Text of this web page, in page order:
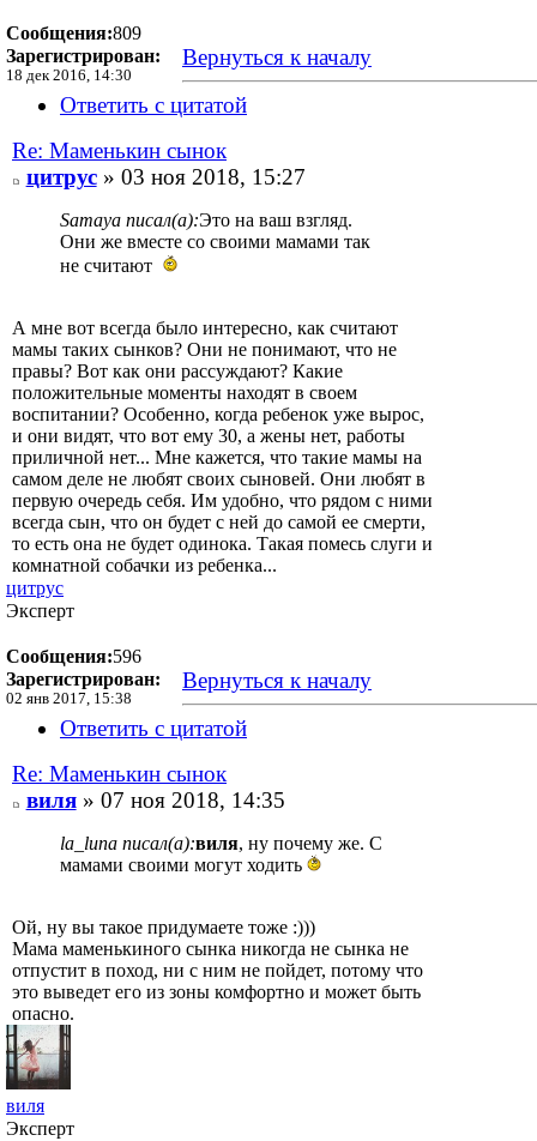
Сообщения:809
Зарегистрирован:
18 дек 2016, 14:30
Вернуться к началу
Ответить с цитатой
Re: Маменькин сынок
цитрус» 03 ноя 2018, 15:27
Samaya писал(а):Это на ваш взгляд.
Они же вместе со своими мамами так
не считают
А мне вот всегда было интересно, как считают
мамы таких сынков? Они не понимают, что не
правы? Вот как они рассуждают? Какие
положительные моменты находят в своем
воспитании? Особенно, когда ребенок уже вырос,
и они видят, что вот ему 30, а жены нет, работы
приличной нет... Мне кажется, что такие мамы на
самом деле не любят своих сыновей. Они любят в
первую очередь себя. Им удобно, что рядом с ними
всегда сын, что он будет с ней до самой ее смерти,
то есть она не будет одинока. Такая помесь слуги и
комнатной собачки из ребенка...
цитрус
Эксперт
Сообщения:596
Зарегистрирован:
02 янв 2017, 15:38
Вернуться к началу
Ответить с цитатой
Re: Маменькин сынок
виля» 07 ноя 2018, 14:35
la_luna писал(а):виля, ну почему же. С
мамами своими могут ходить
Ой, ну вы такое придумаете тоже :)))
Мама маменькиного сынка никогда не сынка не
отпустит в поход, ни с ним не пойдет, потому что
это выведет его из зоны комфортно и может быть
опасно.
виля
Эксперт